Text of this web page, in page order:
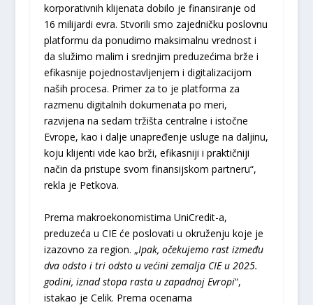
korporativnih klijenata dobilo je finansiranje od
16 milijardi evra. Stvorili smo zajedničku poslovnu
platformu da ponudimo maksimalnu vrednost i
da služimo malim i srednjim preduzećima brže i
efikasnije pojednostavljenjem i digitalizacijom
naših procesa. Primer za to je platforma za
razmenu digitalnih dokumenata po meri,
razvijena na sedam tržišta centralne i istočne
Evrope, kao i dalje unapređenje usluge na daljinu,
koju klijenti vide kao brži, efikasniji i praktičniji
način da pristupe svom finansijskom partneru“,
rekla je Petkova.
Prema makroekonomistima UniCredit-a,
preduzeća u CIE će poslovati u okruženju koje je
izazovno za region. „Ipak, očekujemo rast između
dva odsto i tri odsto u većini zemalja CIE u 2025.
godini, iznad stopa rasta u zapadnoj Evropi“,
istakao je Celik. Prema ocenama